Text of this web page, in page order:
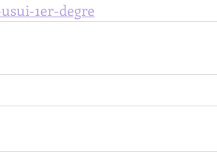
1er-degre